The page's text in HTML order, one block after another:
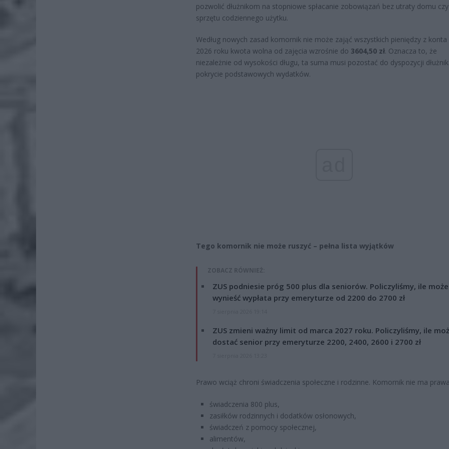
pozwolić dłużnikom na stopniowe spłacanie zobowiązań bez utraty domu czy
sprzętu codziennego użytku.
Według nowych zasad komornik nie może zająć wszystkich pieniędzy z
2026 roku kwota wolna od zajęcia wzrośnie do 3604,50 zł. Oznacza to, że
niezależnie od wysokości długu, ta suma musi pozostać do dyspozycji
pokrycie podstawowych wydatków.
Tego komornik nie może ruszyć – pełna lista wyjątków
ZOBACZ RÓWNIEŻ:
ZUS podniesie próg 500 plus dla seniorów. Policzyliśmy, ile może
wynieść wypłata przy emeryturze od 2200 do 2700 zł
ZUS zmieni ważny limit od marca 2027 roku. Policzyliśmy, ile
dostać senior przy emeryturze 2200, 2400, 2600 i 2700 zł
Prawo wciąż chroni świadczenia społeczne i rodzinne. Komornik nie ma
świadczenia 800 plus,
zasiłków rodzinnych i dodatków osłonowych,
świadczeń z pomocy społecznej,
alimentów,